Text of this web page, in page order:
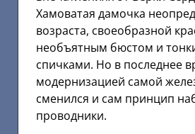
Хамоватая дамочка
возраста, своеобразной
необъятным бюстом и
спичками. Но в последнее
модернизацией самой
сменился и сам принцип
проводники.